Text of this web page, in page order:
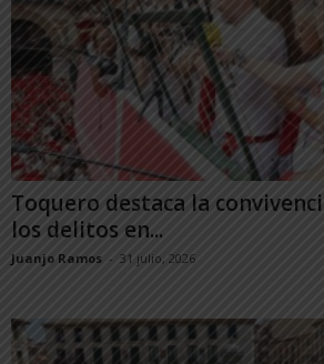
Toquero destaca la
los delitos en...
Juanjo Ramos - 31 julio, 2026